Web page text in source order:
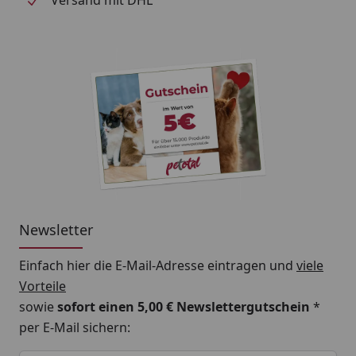
Aquarien Mit MasterLine All In One Lean sorgen Sie
für eine nachhaltige und kraftvolle
Pflanzenentwicklung – für ein gesundes,
farbenfrohes Aquarium, das Sie begeistern wird.
Newsletter
Einfach hier die E-Mail-Adresse eintragen und viele
Vorteile
sowiesofort einen 5,00 € Newslettergutschein *
per E-Mail sichern: